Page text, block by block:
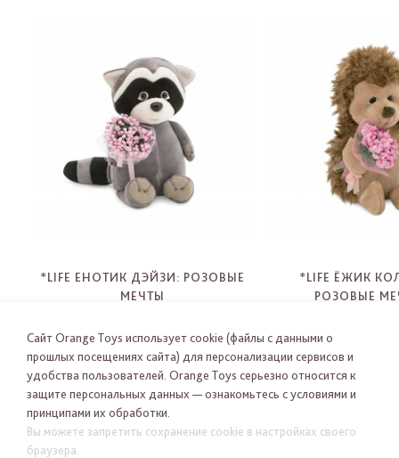
*LIFE ЕНОТИК ДЭЙЗИ: РОЗОВЫЕ
МЕЧТЫ
-
*LIFE ЁЖИК
РОЗОВЫЕ
Я хочу получать новости Orange Toys по электронной
почте
Сайт Orange Toys использует cookie (файлы с данными о
прошлых посещениях сайта) для персонализации сервисов и
удобства пользователей. Orange Toys серьезно относится к
защите персональных данных — ознакомьтесь с условиями и
принципами их обработки.
Вы можете запретить сохранение cookie в настройках своего
браузера.